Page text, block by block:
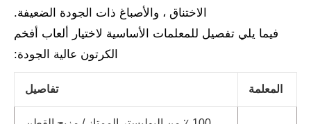
الاختناق ، والأصباغ ذات الجودة الضعيفة.
فيما يلي تفصيل للمعلمات الأساسية لاختيار ألعاب أفخم
الكرتون عالية الجودة:
المعلمة تفاصيل